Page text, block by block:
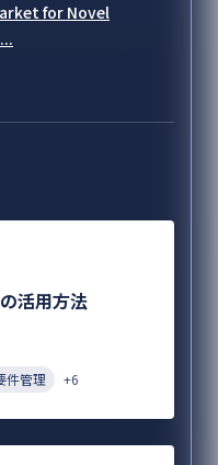
for Novel
の活用方法
件管理 +6